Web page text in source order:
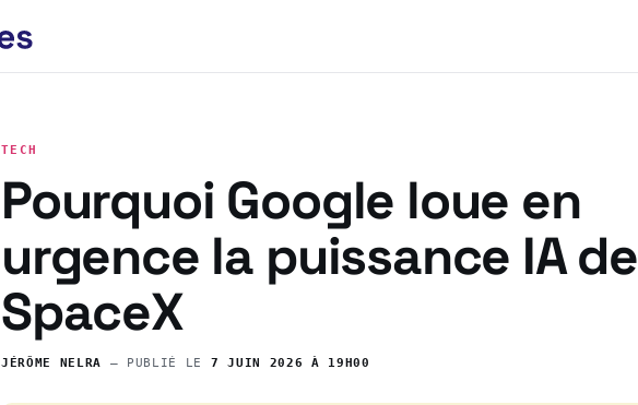
TECH
Pourquoi Google loue en
urgence la puissance IA de
SpaceX
JÉRÔME NELRA — PUBLIÉ LE 7 JUIN 2026 À 19H00